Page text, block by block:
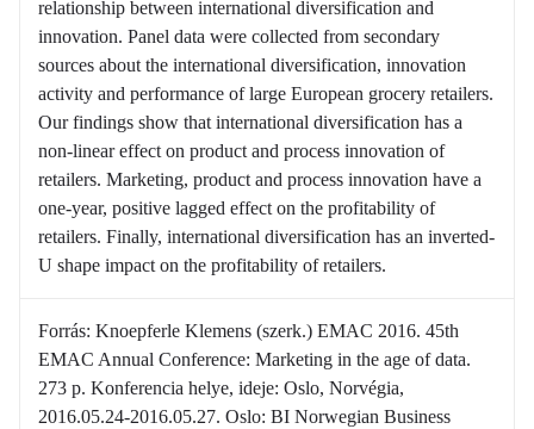
relationship between international diversification and
innovation. Panel data were collected from secondary
sources about the international diversification, innovation
activity and performance of large European grocery retailers.
Our findings show that international diversification has a
non-linear effect on product and process innovation of
retailers. Marketing, product and process innovation have a
one-year, positive lagged effect on the profitability of
retailers. Finally, international diversification has an inverted-
U shape impact on the profitability of retailers.
Forrás: Knoepferle Klemens (szerk.) EMAC 2016. 45th
EMAC Annual Conference: Marketing in the age of data.
273 p. Konferencia helye, ideje: Oslo, Norvégia,
2016.05.24-2016.05.27. Oslo: BI Norwegian Business